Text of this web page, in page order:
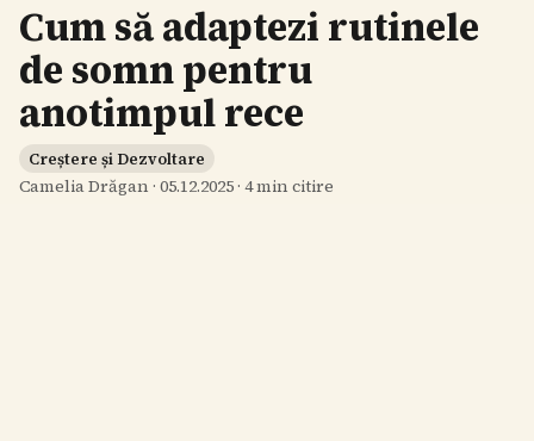
Cum să adaptezi rutinele
de somn pentru
anotimpul rece
Creștere și Dezvoltare
Camelia Drăgan · 05.12.2025 · 4min citire